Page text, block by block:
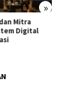
»
Adalah
BPKH Jaga